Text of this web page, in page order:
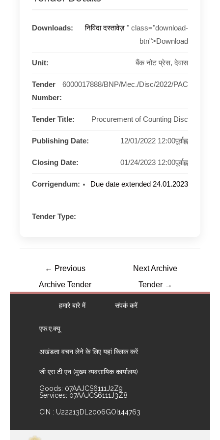
Downloads: निविदा दस्तावेज़ " class="download-
btn">Download
Unit: बैंक नोट प्रेस, देवास
Tender
Number:
6000017888/BNP/Mec./Disc/2022/PAC
Tender Title: Procurement of Counting Disc
Publishing Date: 12/01/2022 12:00पूर्वाह्न
Closing Date: 01/24/2023 12:00पूर्वाह्न
Corrigendum: Due date extended 24.01.2023
Tender Type:
← Previous
Archive Tender
Next Archive
Tender →
हमारे बारे में संपर्क करें
एफ.ए.क्यू
अखंडता वचन लेने के लिए यहां क्लिक करें
जी एस टी एन (मुख्य व्यवसायिक कार्यालय)
Goods: 07AAJCS6111J2Z9
Services: 07AAJCS6111J3Z8
CIN : U22213DL2006GOI144763